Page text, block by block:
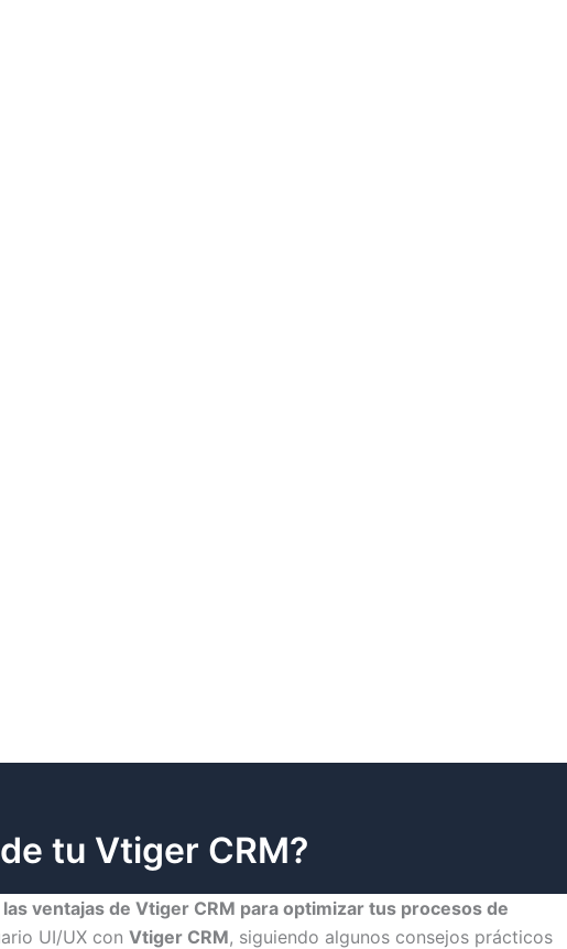
tu Vtiger CRM?
ventajas de Vtiger CRM para optimizar tus procesos de
UI/UX con Vtiger CRM, siguiendo algunos consejos prácticos